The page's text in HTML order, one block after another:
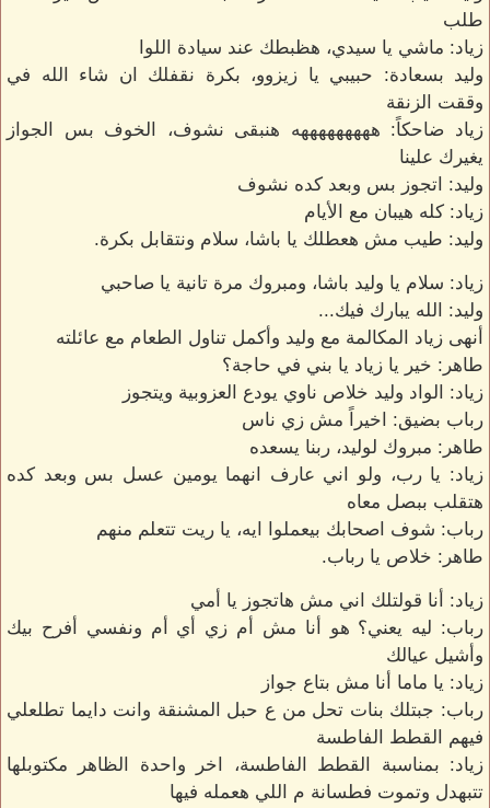
طلب
زياد: ماشي يا سيدي، هظبطك عند سيادة اللوا
وليد بسعادة: حبيبي يا زيزوو، بكرة نقفلك ان شاء الله في
وققت الزنقة
زياد ضاحكاً: هههههههههه هنبقى نشوف، الخوف بس الجواز
يغيرك علينا
وليد: اتجوز بس وبعد كده نشوف
زياد: كله هيبان مع الأيام
وليد: طيب مش هعطلك يا باشا، سلام ونتقابل بكرة.
زياد: سلام يا وليد باشا، ومبروك مرة تانية يا صاحبي
وليد: الله يبارك فيك...
أنهى زياد المكالمة مع وليد وأكمل تناول الطعام مع عائلته
طاهر: خير يا زياد يا بني في حاجة؟
زياد: الواد وليد خلاص ناوي يودع العزوبية ويتجوز
رباب بضيق: اخيراً مش زي ناس
طاهر: مبروك لوليد، ربنا يسعده
زياد: يا رب، ولو اني عارف انهما يومين عسل بس وبعد كده
هتقلب ببصل معاه
رباب: شوف اصحابك بيعملوا ايه، يا ريت تتعلم منهم
طاهر: خلاص يا رباب.
زياد: أنا قولتلك اني مش هاتجوز يا أمي
رباب: ليه يعني؟ هو أنا مش أم زي أي أم ونفسي أفرح بيك
وأشيل عيالك
زياد: يا ماما أنا مش بتاع جواز
رباب: جبتلك بنات تحل من ع حبل المشنقة وانت دايما تطلعلي
فيهم القطط الفاطسة
زياد: بمناسبة القطط الفاطسة، اخر واحدة الظاهر مكتوبلها
تتبهدل وتموت فطسانة م اللي هعمله فيها